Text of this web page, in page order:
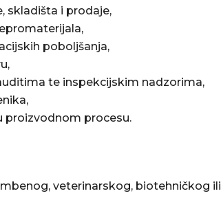
skladišta i prodaje,
poboljšanja,
te inspekcijskim nadzorima,
proizvodnom procesu.
veterinarskog, biotehničkog ili